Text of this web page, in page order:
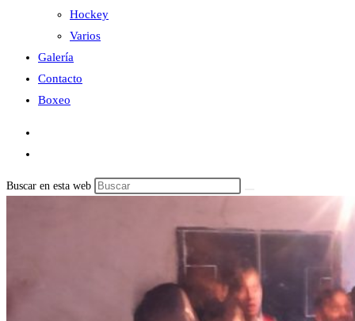
Hockey
Varios
Galería
Contacto
Boxeo
Buscar en esta web